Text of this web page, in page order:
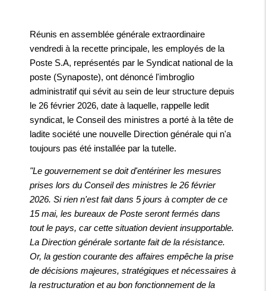
Réunis en assemblée générale extraordinaire
vendredi à la recette principale, les employés de la
Poste S.A, représentés par le Syndicat national de la
poste (Synaposte), ont dénoncé l'imbroglio
administratif qui sévit au sein de leur structure depuis
le 26 février 2026, date à laquelle, rappelle ledit
syndicat, le Conseil des ministres a porté à la tête de
ladite société une nouvelle Direction générale qui n'a
toujours pas été installée par la tutelle.
"Le gouvernement se doit d'entériner les mesures
prises lors du Conseil des ministres le 26 février
2026. Si rien n'est fait dans 5 jours à compter de ce
15 mai, les bureaux de Poste seront fermés dans
tout le pays, car cette situation devient insupportable.
La Direction générale sortante fait de la résistance.
Or, la gestion courante des affaires empêche la prise
de décisions majeures, stratégiques et nécessaires à
la restructuration et au bon fonctionnement de la